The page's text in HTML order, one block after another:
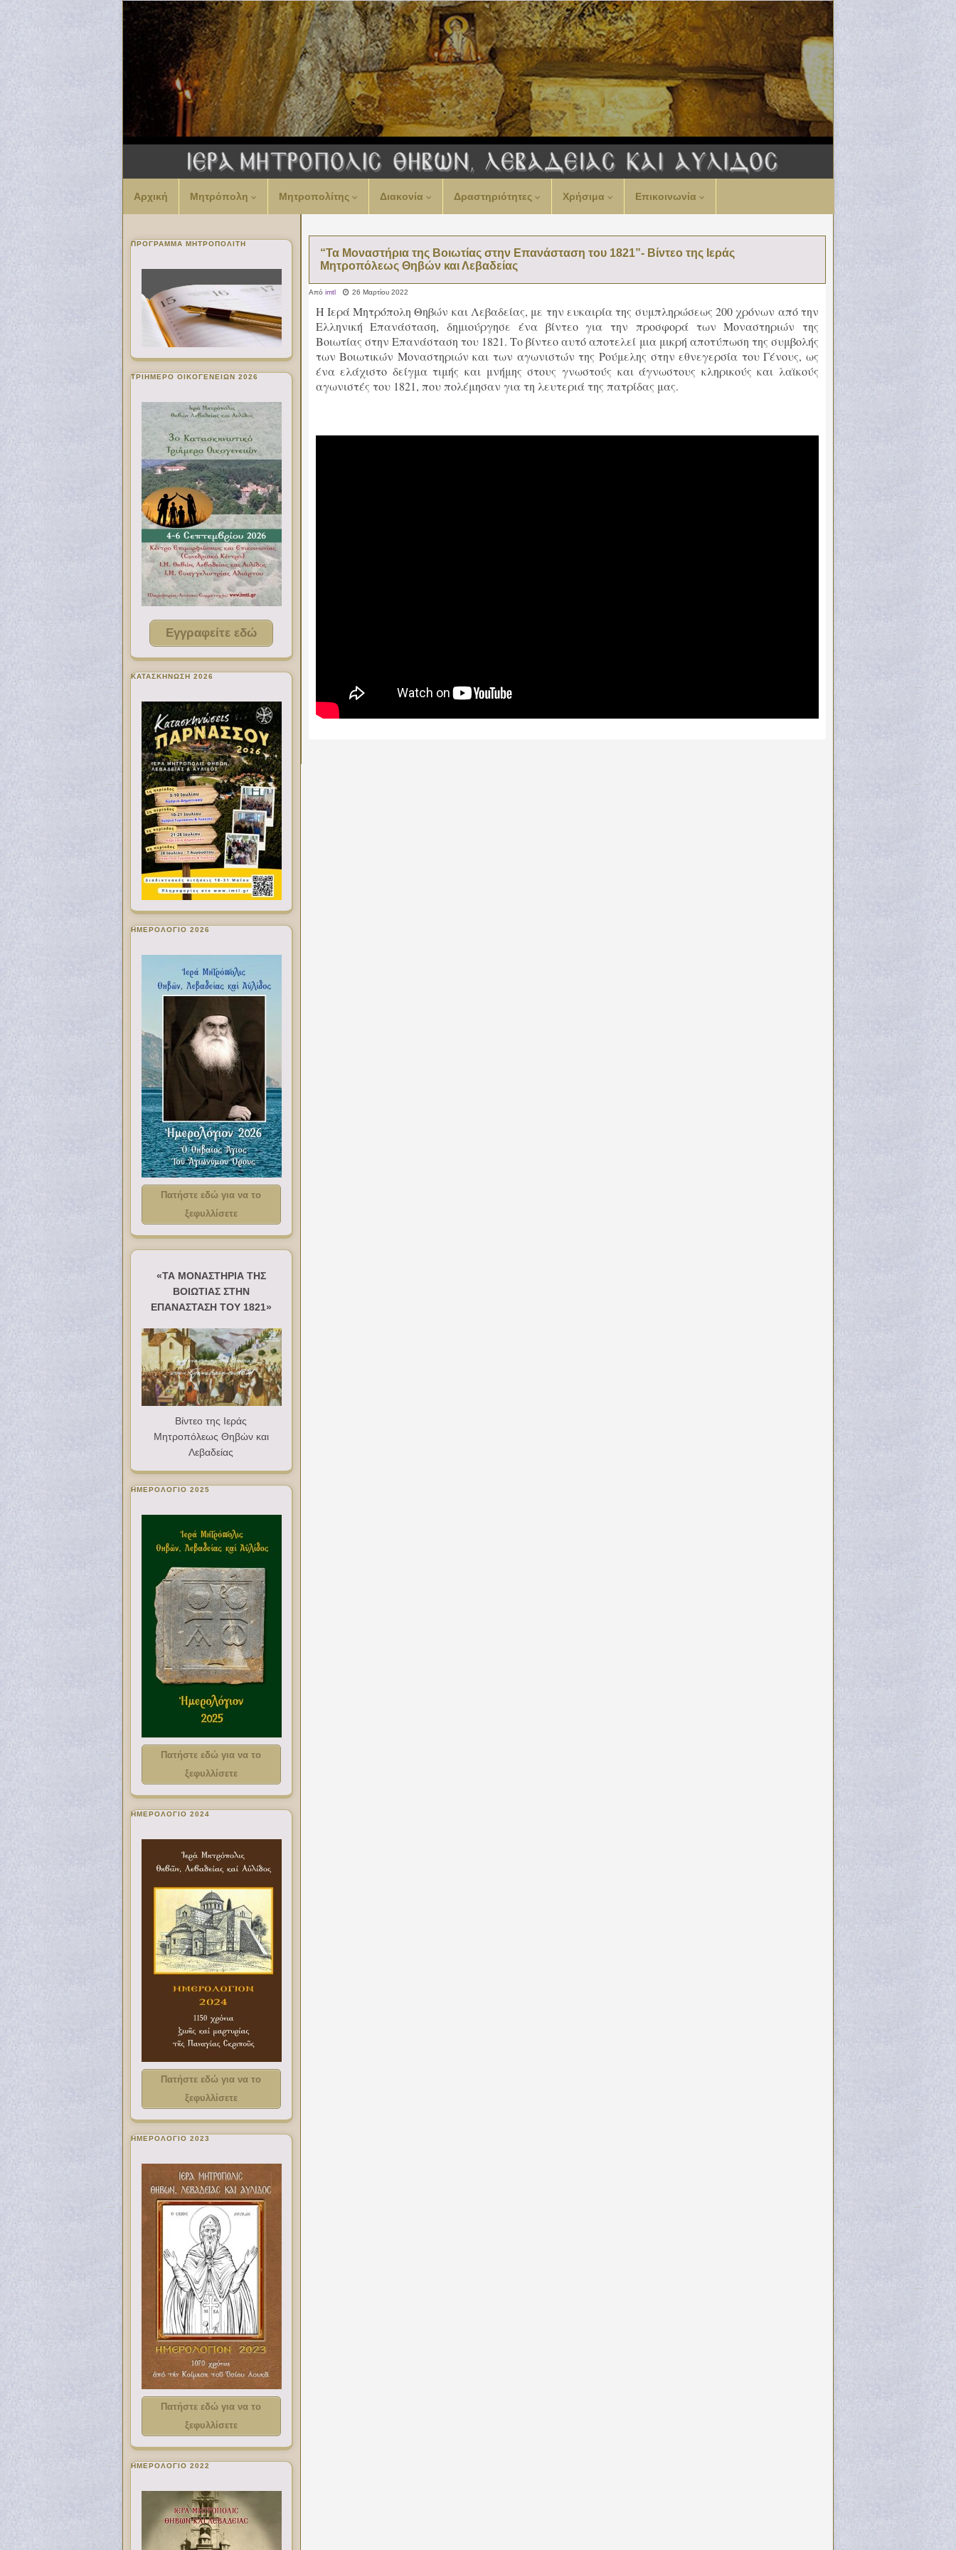
Αρχική Μητρόπολη Μητροπολίτης Διακονία Δραστηριότητες Χρήσιμα Επικοινωνία
“Τα Μοναστήρια της Βοιωτίας στην Επανάσταση του 1821”- Βίντεο της Ιεράς
Μητροπόλεως Θηβών και Λεβαδείας
Από imtl 26 Μαρτίου 2022
Η Ιερά Μητρόπολη Θηβών και Λεβαδείας, με την ευκαιρία της συμπληρώσεως 200 χρόνων από την
Ελληνική Επανάσταση, δημιούργησε ένα βίντεο για την προσφορά των Μοναστηριών της
Βοιωτίας στην Επανάσταση του 1821.Το βίντεο αυτό αποτελεί μια μικρή αποτύπωση της συμβολής
των Βοιωτικών Μοναστηριών και των αγωνιστών της Ρούμελης στην εθνεγερσία του Γένους, ως
ένα ελάχιστο δείγμα τιμής και μνήμης στους γνωστούς και άγνωστους κληρικούς και λαϊκούς
αγωνιστές του 1821, που πολέμησαν για τη λευτεριά της πατρίδας μας.
ΠΡΌΓΡΑΜΜΑ ΜΗΤΡΟΠΟΛΊΤΗ
ΤΡΙΗΜΕΡΟ ΟΙΚΟΓΕΝΕΙΩΝ 2026
Εγγραφείτε εδώ
ΚΑΤΑΣΚΗΝΩΣΗ 2026
ΗΜΕΡΟΛΟΓΙΟ 2026
Πατήστε εδώ για να το
ξεφυλλίσετε
«ΤΑ ΜΟΝΑΣΤΗΡΙΑ ΤΗΣ
ΒΟΙΩΤΙΑΣ ΣΤΗΝ
ΕΠΑΝΑΣΤΑΣΗ ΤΟΥ 1821»
Βίντεο της Ιεράς
Μητροπόλεως Θηβών και
Λεβαδείας
ΗΜΕΡΟΛΟΓΙΟ 2025
Πατήστε εδώ για να το
ξεφυλλίσετε
ΗΜΕΡΟΛΟΓΙΟ 2024
Πατήστε εδώ για να το
ξεφυλλίσετε
ΗΜΕΡΟΛΟΓΙΟ 2023
Πατήστε εδώ για να το
ξεφυλλίσετε
ΗΜΕΡΟΛΟΓΙΟ 2022